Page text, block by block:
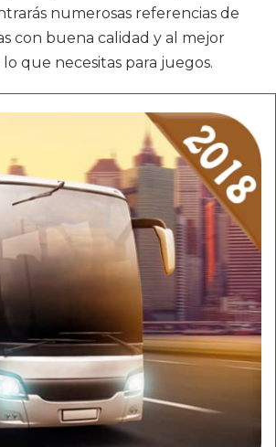
numerosas referencias de
con buena calidad y al mejor
que necesitas para juegos.